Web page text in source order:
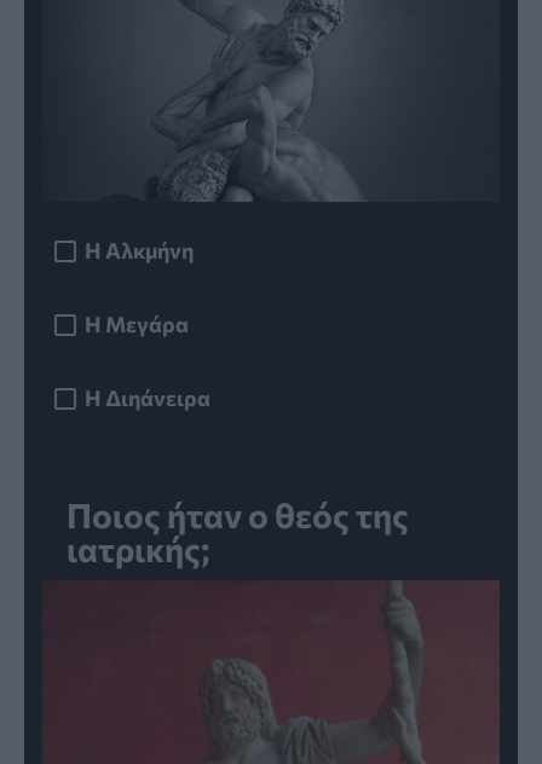
Η Αλκμήνη
Η Μεγάρα
Η Διηάνειρα
Ποιος ήταν ο θεός της
ιατρικής;